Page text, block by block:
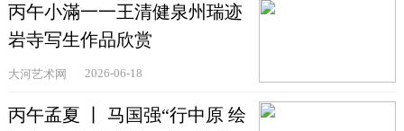
丙午小滿一一王清健泉州瑞迹
岩寺写生作品欣赏
大河艺术网 2026-06-18
丙午孟夏 丨 马国强“行中原 绘